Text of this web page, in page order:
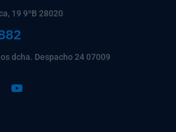
19 9ºB 28020
dcha. Despacho 24 07009